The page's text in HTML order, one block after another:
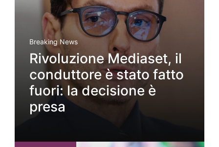
Breaking News
Rivoluzione Mediaset, il
conduttore è stato fatto
fuori: la decisione è
presa